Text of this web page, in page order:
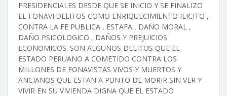
PRESIDENCIALES DESDE QUE SE INICIO Y SE FINALIZO
EL FONAVI.DELITOS COMO ENRIQUECIMIENTO ILICITO ,
CONTRA LA FE PUBLICA , ESTAFA , DAÑO MORAL ,
DAÑO PSICOLOGICO , DAÑOS Y PREJUICIOS
ECONOMICOS. SON ALGUNOS DELITOS QUE EL
ESTADO PERUANO A COMETIDO CONTRA LOS
MILLONES DE FONAVISTAS VIVOS Y MUERTOS Y
ANCIANOS QUE ESTAN A PUNTO DE MORIR SIN VER Y
VIVIR EN SU VIVIENDA DIGNA QUE EL ESTADO